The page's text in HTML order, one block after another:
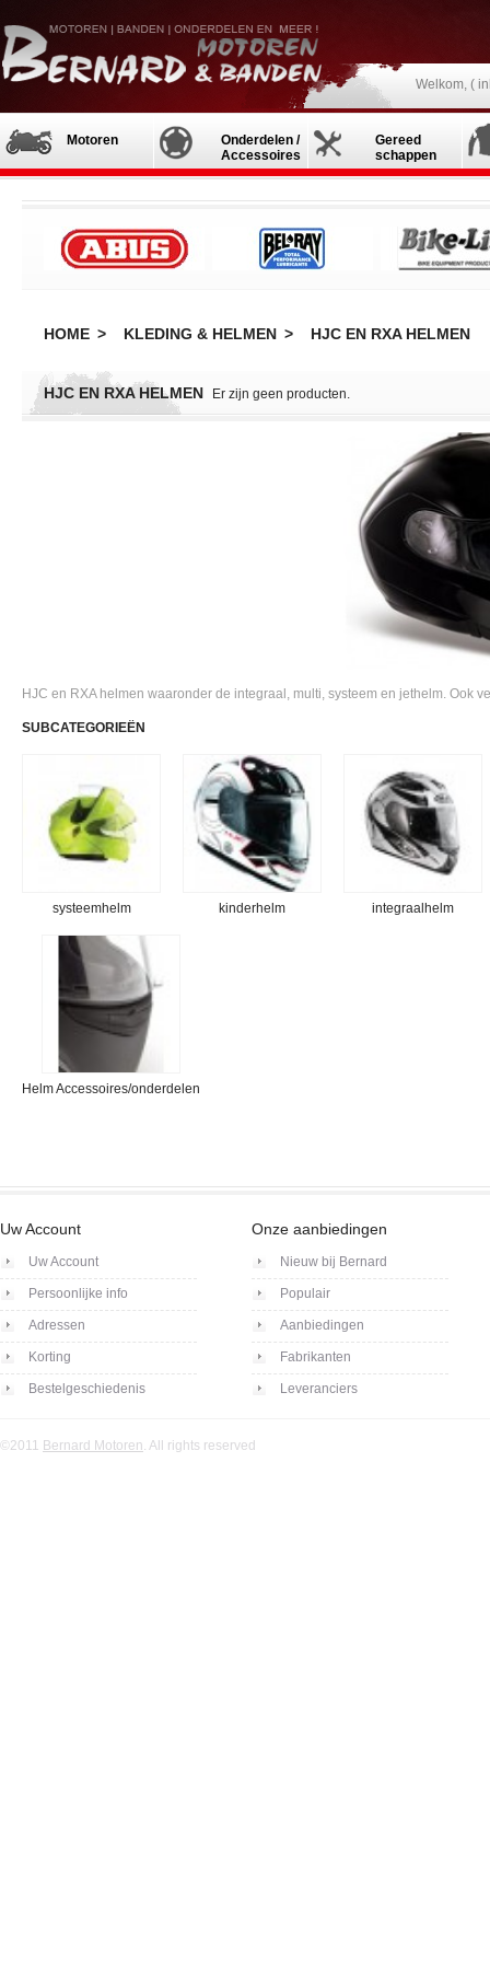
Welkom, (
Motoren
Onderdelen /
Accessoires
Gereed
schappen
HOME > KLEDING & HELMEN > HJC EN RXA HELMEN
HJC EN RXA HELMEN Er zijn geen producten.
HJC en RXA helmen waaronder de integraal, multi, systeem en jethelm. Ook
SUBCATEGORIEËN
systeemhelm kinderhelm integraalhelm
Helm Accessoires/onderdelen
Uw Account
Uw Account
Persoonlijke info
Adressen
Korting
Bestelgeschiedenis
Onze aanbiedingen
Nieuw bij Bernard
Populair
Aanbiedingen
Fabrikanten
Leveranciers
©2011 Bernard Motoren. All rights reserved